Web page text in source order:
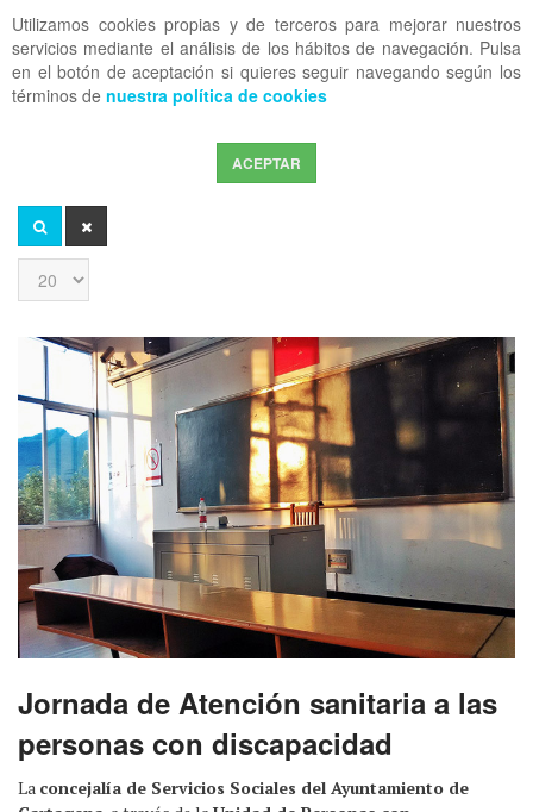
Utilizamos cookies propias y de terceros para mejorar nuestros
servicios mediante el análisis de los hábitos de navegación. Pulsa
en el botón de aceptación si quieres seguir navegando según los
términos de nuestra política de cookies
ACEPTAR
OFF CANVAS
del
títuloBUSCAR
Cantidad
a
Jornada de Atención sanitaria a las
personas con discapacidad
La concejalía de Servicios Sociales del Ayuntamiento de